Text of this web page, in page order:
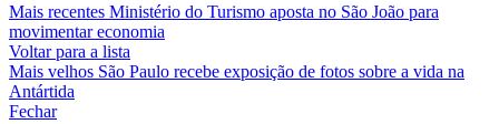
Mais recentes Ministério do Turismo aposta no São João para
movimentar economia
Voltar para a lista
Mais velhos São Paulo recebe exposição de fotos sobre a vida na
Antártida
Fechar